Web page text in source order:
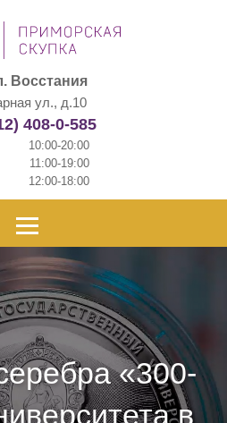
Восстания
ул., д.10
408-0-585
10:00-20:00
11:00-19:00
12:00-18:00
«300-
в